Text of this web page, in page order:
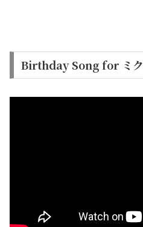
Birthday Song for ミク